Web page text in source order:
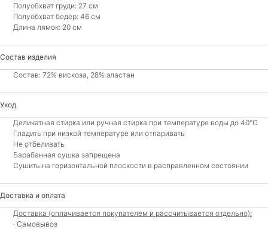
Полуобхват груди: 27 см
Полуобхват бедер: 46 см
Длина лямок: 20 см
Состав изделия
Состав: 72% вискоза, 28% эластан
Уход
Деликатная стирка или ручная стирка при температуре воды до 40°C
Гладить при низкой температуре или отпаривать
Не отбеливать
Барабанная сушка запрещена
Сушить на горизонтальной плоскости в расправленном состоянии
Доставка и оплата
Доставка (оплачивается покупателем и рассчитывается отдельно):
· Самовывоз